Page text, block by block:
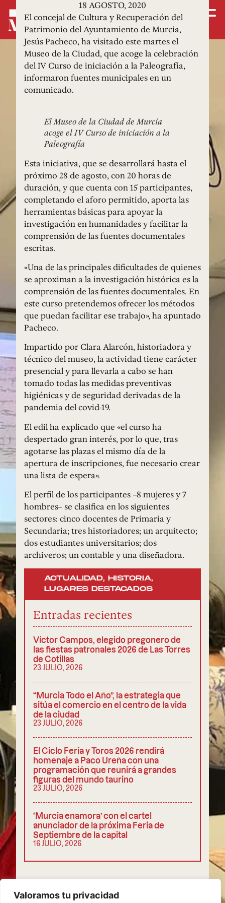
Valoramos tu privacidad
COMPARTIR
18 AGOSTO, 2020
El concejal de Cultura y Recuperación del
Patrimonio del Ayuntamiento de Murcia,
Jesús Pacheco, ha visitado este martes el
Museo de la Ciudad, que acoge la celebración
del IV Curso de iniciación a la Paleografía,
informaron fuentes municipales en un
comunicado.
El Museo de la Ciudad de Murcia
acoge el IV Curso de iniciación a la
Paleografía
Esta iniciativa, que se desarrollará hasta el
próximo 28 de agosto, con 20 horas de
duración, y que cuenta con 15 participantes,
completando el aforo permitido, aporta las
herramientas básicas para apoyar la
investigación en humanidades y facilitar la
comprensión de las fuentes documentales
escritas.
«Una de las principales dificultades de quienes
se aproximan a la investigación histórica es la
comprensión de las fuentes documentales. En
este curso pretendemos ofrecer los métodos
que puedan facilitar ese trabajo», ha apuntado
Pacheco.
Impartido por Clara Alarcón, historiadora y
técnico del museo, la actividad tiene carácter
presencial y para llevarla a cabo se han
tomado todas las medidas preventivas
higiénicas y de seguridad derivadas de la
pandemia del covid-19.
El edil ha explicado que «el curso ha
despertado gran interés, por lo que, tras
agotarse las plazas el mismo día de la
apertura de inscripciones, fue necesario crear
una lista de espera».
El perfil de los participantes –8 mujeres y 7
hombres– se clasifica en los siguientes
sectores: cinco docentes de Primaria y
Secundaria; tres historiadores; un arquitecto;
dos estudiantes universitarios; dos
archiveros; un contable y una diseñadora.
ACTUALIDAD, HISTORIA,
LUGARES DESTACADOS
Entradas recientes
Víctor Campos, elegido pregonero de
las fiestas patronales 2026 de Las Torres
de Cotillas
23 JULIO, 2026
“Murcia Todo el Año”, la estrategia que
sitúa el comercio en el centro de la vida
de la ciudad
23 JULIO, 2026
El Ciclo Feria y Toros 2026 rendirá
homenaje a Paco Ureña con una
programación que reunirá a grandes
figuras del mundo taurino
23 JULIO, 2026
‘Murcia enamora’ con el cartel
anunciador de la próxima Feria de
Septiembre de la capital
16 JULIO, 2026